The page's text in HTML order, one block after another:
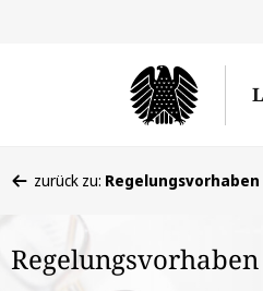
befinden
hier:
zurück zu: Regelungsvorhaben
Regelungsvorhaben